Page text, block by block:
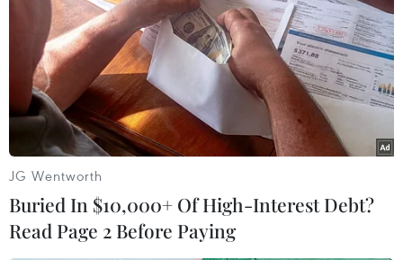
TIN CÙNG CHUYÊN MỤC
Đà Nẵng: Hỗ trợ 700 triệu đồng cho
đồng bào nghèo xã Hùng Sơn
JG Wentworth
Buried In $10,000+ Of High-Interest Debt?
Read Page 2 Before Paying